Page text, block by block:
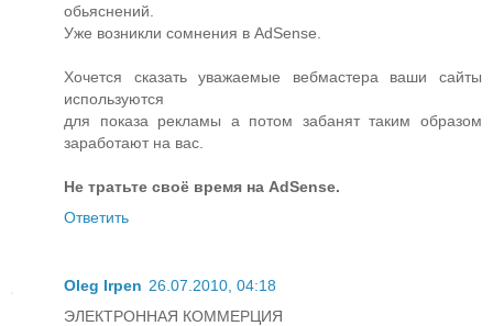
обьяснений.
Уже возникли сомнения в AdSense.
Хочется сказать уважаемые вебмастера ваши сайты
используются
для показа рекламы а потом забанят таким образом
заработают на вас.
Не тратьте своё время на AdSense.
Ответить
Oleg Irpen 26.07.2010, 04:18
ЭЛЕКТРОННАЯ КОММЕРЦИЯ